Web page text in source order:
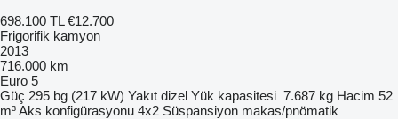
698.100 TL €12.700
Frigorifik kamyon
2013
716.000 km
Euro 5
Güç 295 bg (217 kW) Yakıt dizel Yük kapasitesi 7.687 kg Hacim 52
m³Aks konfigürasyonu 4x2 Süspansiyon makas/pnömatik